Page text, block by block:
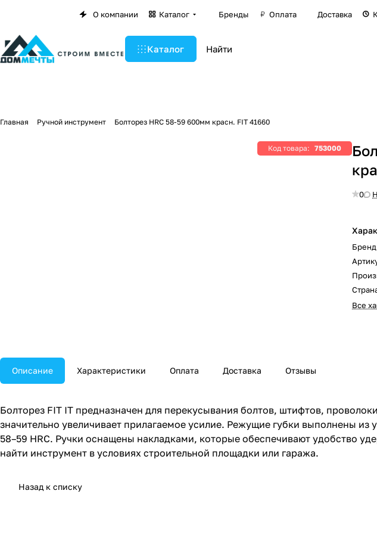
О компании Каталог Бренды Оплата Доставка
Каталог
Главная Ручной инструмент Болторез HRC 58-59 600мм красн. FIT 41660
Код товара: 753000
0
Все
Описание Характеристики Оплата Доставка Отзывы
Болторез FIT IT предназначен для перекусывания болтов, штифтов,
значительно увеличивает прилагаемое усилие. Режущие губки выполнены
58–59 HRC. Ручки оснащены накладками, которые обеспечивают удобство
найти инструмент в условиях строительной площадки или гаража.
Назад к списку